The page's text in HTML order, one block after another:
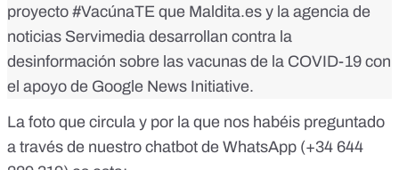
proyecto #VacúnaTE que Maldita.es y la agencia de
noticias Servimedia desarrollan contra la
desinformación sobre las vacunas de la COVID-19 con
el apoyo de Google News Initiative.
La foto que circula y por la que nos habéis preguntado
a través de nuestro chatbot de WhatsApp (+34 644